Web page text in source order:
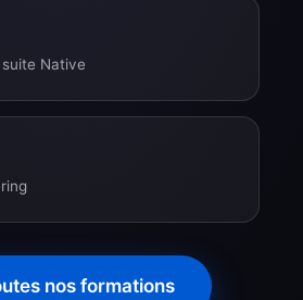
Native
nos formations